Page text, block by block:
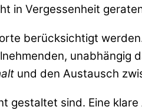
in Vergessenheit
berücksichtigt
unabhängig
und den Austausch
sind. Eine